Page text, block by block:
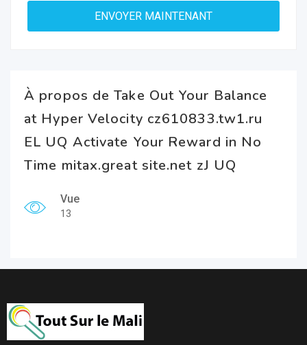
À propos de Take Out Your Balance
at Hyper Velocity cz610833.tw1.ru
EL UQ Activate Your Reward in No
Time mitax.great site.net zJ UQ
Vue
13